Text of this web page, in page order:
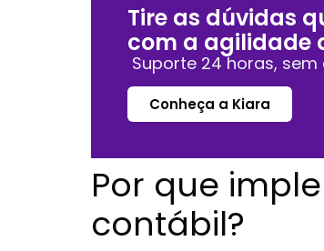
Tire as dúvidas
com a agilidade
Suporte 24 horas, sem
Conheça a Kiara
Por que
contábil?